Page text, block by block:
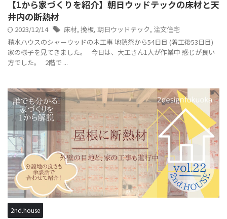
【1から家づくりを紹介】朝日ウッドテックの床材と天
井内の断熱材
2023/12/14 床材, 挽板, 朝日ウッドテック, 注文住宅
積水ハウスのシャーウッドの木工事 地鎮祭から54日目 (着工後53日目)
家の様子を見てきました。 今日は、大工さん1人が作業中 感じが良い
方でした。 2階で ...
2nd.house